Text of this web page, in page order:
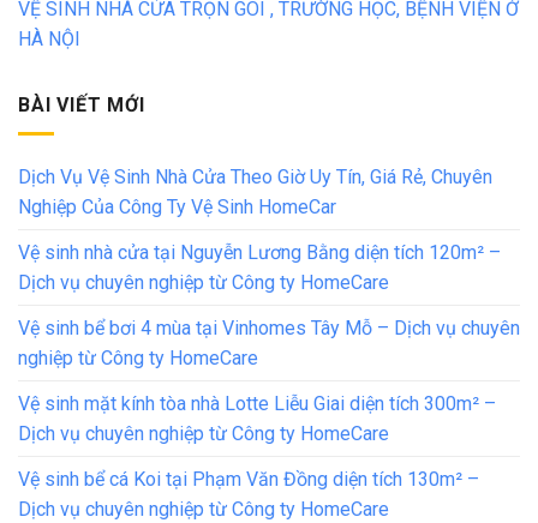
VỆ SINH NHÀ CỬA TRỌN GÓI , TRƯỜNG HỌC, BỆNH VIỆN Ở
HÀ NỘI
BÀI VIẾT MỚI
Dịch Vụ Vệ Sinh Nhà Cửa Theo Giờ Uy Tín, Giá Rẻ, Chuyên
Nghiệp Của Công Ty Vệ Sinh HomeCar
Vệ sinh nhà cửa tại Nguyễn Lương Bằng diện tích 120m² –
Dịch vụ chuyên nghiệp từ Công ty HomeCare
Vệ sinh bể bơi 4 mùa tại Vinhomes Tây Mỗ – Dịch vụ chuyên
nghiệp từ Công ty HomeCare
Vệ sinh mặt kính tòa nhà Lotte Liễu Giai diện tích 300m² –
Dịch vụ chuyên nghiệp từ Công ty HomeCare
Vệ sinh bể cá Koi tại Phạm Văn Đồng diện tích 130m² –
Dịch vụ chuyên nghiệp từ Công ty HomeCare